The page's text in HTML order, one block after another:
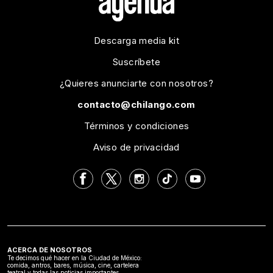
Descarga media kit
Suscríbete
¿Quieres anunciarte con nosotros?
contacto@chilango.com
Términos y condiciones
Aviso de privacidad
ACERCA DE NOSOTROS
Te decimos qué hacer en la Ciudad de México:
comida, antros, bares, música, cine, cartelera